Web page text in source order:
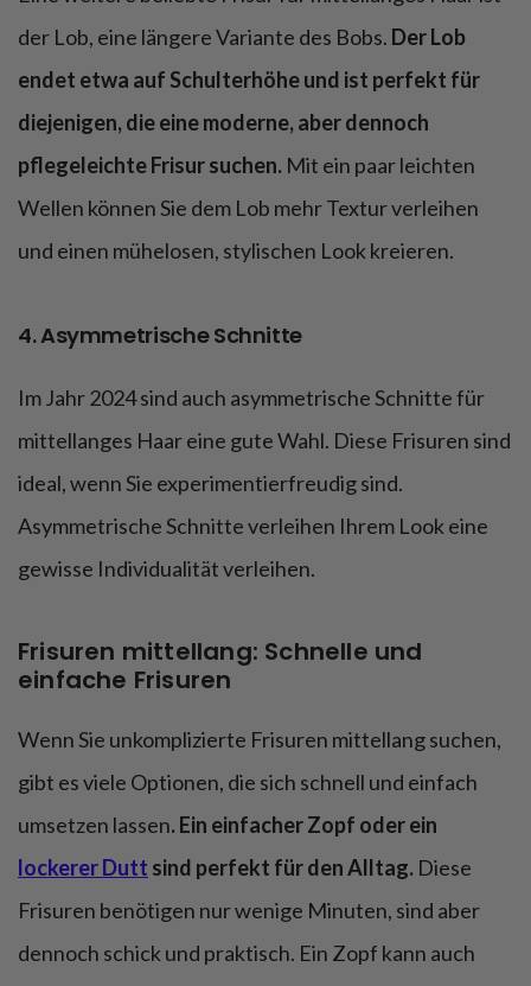
der Lob, eine längere Variante des Bobs. Der Lob
endet etwa auf Schulterhöhe und ist perfekt für
diejenigen, die eine moderne, aber dennoch
pflegeleichte Frisur suchen. Mit ein paar leichten
Wellen können Sie dem Lob mehr Textur verleihen
und einen mühelosen, stylischen Look kreieren.
4. Asymmetrische Schnitte
Im Jahr 2024 sind auch asymmetrische Schnitte für
mittellanges Haar eine gute Wahl. Diese Frisuren sind
ideal, wenn Sie experimentierfreudig sind.
Asymmetrische Schnitte verleihen Ihrem Look eine
gewisse Individualität verleihen.
Frisuren mittellang: Schnelle und
einfache Frisuren
Wenn Sie unkomplizierte Frisuren mittellang suchen,
gibt es viele Optionen, die sich schnell und einfach
umsetzen lassen. Ein einfacher Zopf oder ein
lockerer Dutt sind perfekt für den Alltag. Diese
Frisuren benötigen nur wenige Minuten, sind aber
dennoch schick und praktisch. Ein Zopf kann auch